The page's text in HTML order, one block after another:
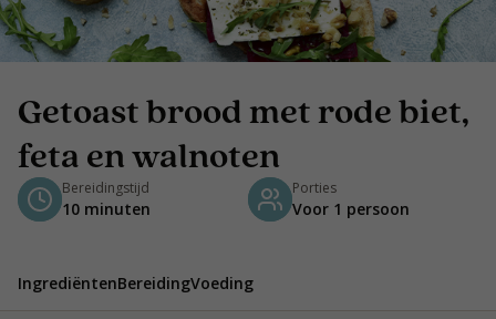
Getoast brood met rode biet,
feta en walnoten
Bereidingstijd
10 minuten
Porties
Voor 1 persoon
IngrediëntenBereidingVoeding